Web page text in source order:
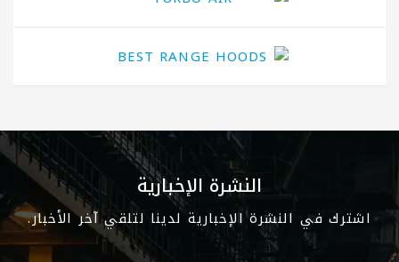
النشرة الإخبارية
اشترك في النشرة الإخبارية لدينا لتلقي آخر الأخبار.